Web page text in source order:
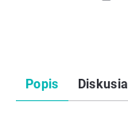
Popis Diskusia